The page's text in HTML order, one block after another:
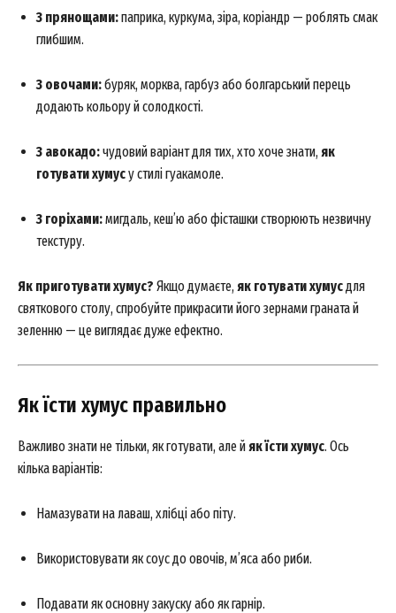
News Week
Magazine PRO
Company
Contact us
З прянощами:паприка, куркума, зіра, коріандр — роблять смак
глибшим.
З овочами:буряк, морква, гарбуз або болгарський перець
додають кольору й солодкості.
З авокадо:чудовий варіант для тих, хто хоче знати, як
готувати хумусу стилі гуакамоле.
З горіхами:мигдаль, кеш’ю або фісташки створюють незвичну
текстуру.
Як приготувати хумус? Якщо думаєте, як готувати хумусдля
святкового столу, спробуйте прикрасити його зернами граната й
зеленню — це виглядає дуже ефектно.
Як їсти хумус правильно
Важливо знати не тільки, як готувати, але й як їсти хумус. Ось
кілька варіантів:
Намазувати на лаваш, хлібці або піту.
Використовувати як соус до овочів, м’яса або риби.
Подавати як основну закуску або як гарнір.